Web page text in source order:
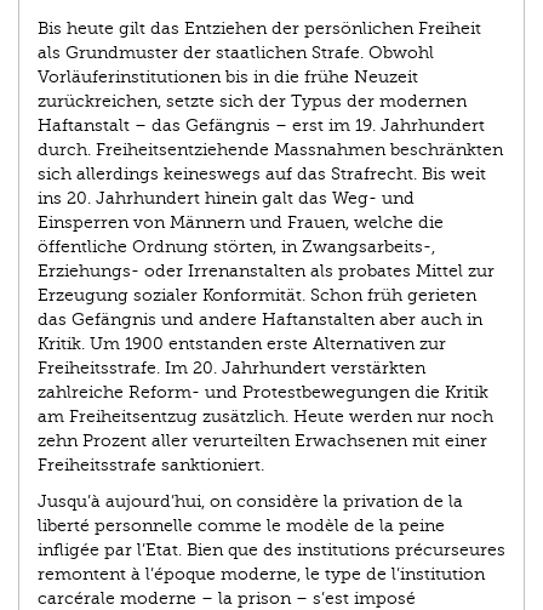
Bis heute gilt das Entziehen der persönlichen Freiheit
als Grundmuster der staatlichen Strafe. Obwohl
Vorläuferinstitutionen bis in die frühe Neuzeit
zurückreichen, setzte sich der Typus der modernen
Haftanstalt – das Gefängnis – erst im 19. Jahrhundert
durch. Freiheitsentziehende Massnahmen beschränkten
sich allerdings keineswegs auf das Strafrecht. Bis weit
ins 20. Jahrhundert hinein galt das Weg- und
Einsperren von Männern und Frauen, welche die
öffentliche Ordnung störten, in Zwangsarbeits-,
Erziehungs- oder Irrenanstalten als probates Mittel zur
Erzeugung sozialer Konformität. Schon früh gerieten
das Gefängnis und andere Haftanstalten aber auch in
Kritik. Um 1900 entstanden erste Alternativen zur
Freiheitsstrafe. Im 20. Jahrhundert verstärkten
zahlreiche Reform- und Protestbewegungen die Kritik
am Freiheitsentzug zusätzlich. Heute werden nur noch
zehn Prozent aller verurteilten Erwachsenen mit einer
Freiheitsstrafe sanktioniert.
Jusqu’à aujourd’hui, on considère la privation de la
liberté personnelle comme le modèle de la peine
infligée par l’Etat. Bien que des institutions précurseures
remontent à l’époque moderne, le type de l’institution
carcérale moderne – la prison – s’est imposé